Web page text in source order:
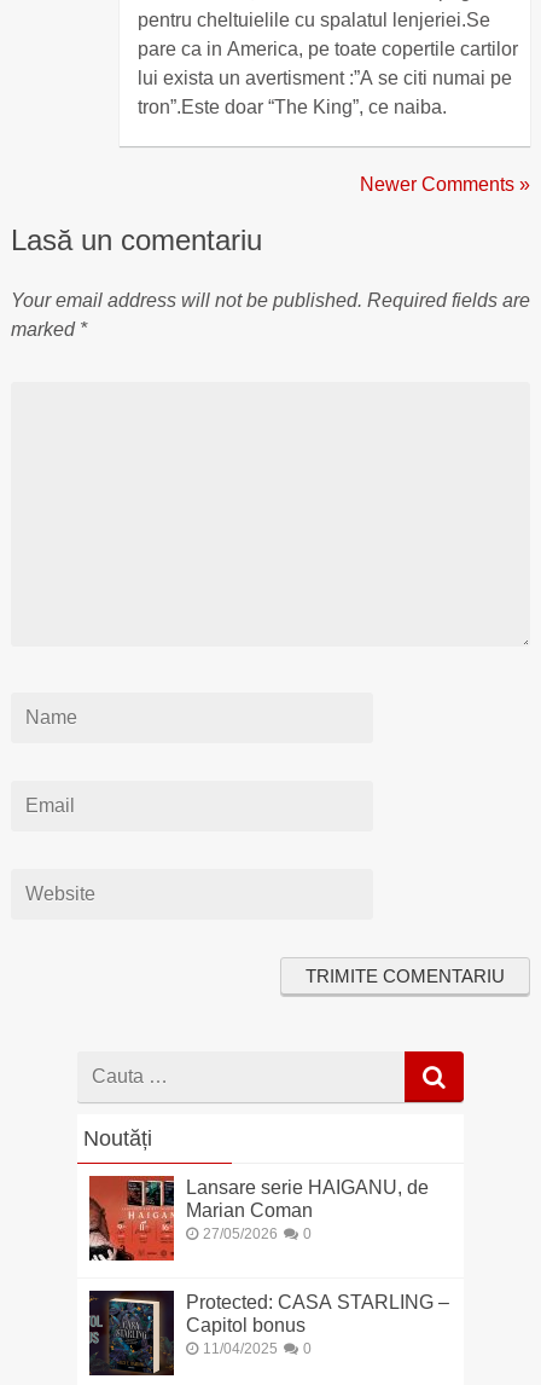
pentru cheltuielile cu spalatul lenjeriei.Se
pare ca in America, pe toate copertile cartilor
lui exista un avertisment :”A se citi numai pe
tron”.Este doar “The King”, ce naiba.
Newer Comments »
Lasă un comentariu
Your email address will not be published. Required fields are
marked *
Cauta
Noutăți
Lansare serie HAIGANU, de
Marian Coman
27/05/2026 0
Protected: CASA STARLING –
Capitol bonus
11/04/2025 0